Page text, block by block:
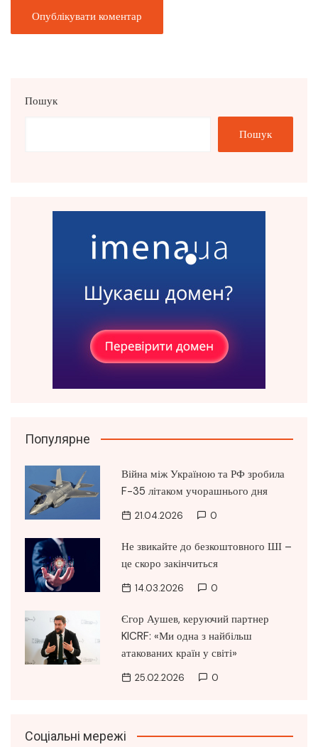
Пошук
Пошук
Популярне
Війна між Україною та РФ зробила
F-35 літаком учорашнього дня
21.04.2026 0
Не звикайте до безкоштовного ШІ –
це скоро закінчиться
14.03.2026 0
Єгор Аушев, керуючий партнер
KICRF: «Ми одна з найбільш
атакованих країн у світі»
25.02.2026 0
Соціальні мережі